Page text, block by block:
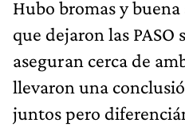
Hubo bromas y
que dejaron las
aseguran cerca de
llevaron una
juntos pero